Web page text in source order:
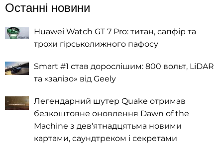
Останні новини
Huawei Watch GT 7 Pro: титан, сапфір та
трохи гірськолижного пафосу
Smart #1 став дорослішим: 800 вольт, LiDAR
та «залізо» від Geely
Легендарний шутер Quake отримав
безкоштовне оновлення Dawn of the
Machine з дев'ятнадцятьма новими
картами, саундтреком і секретами